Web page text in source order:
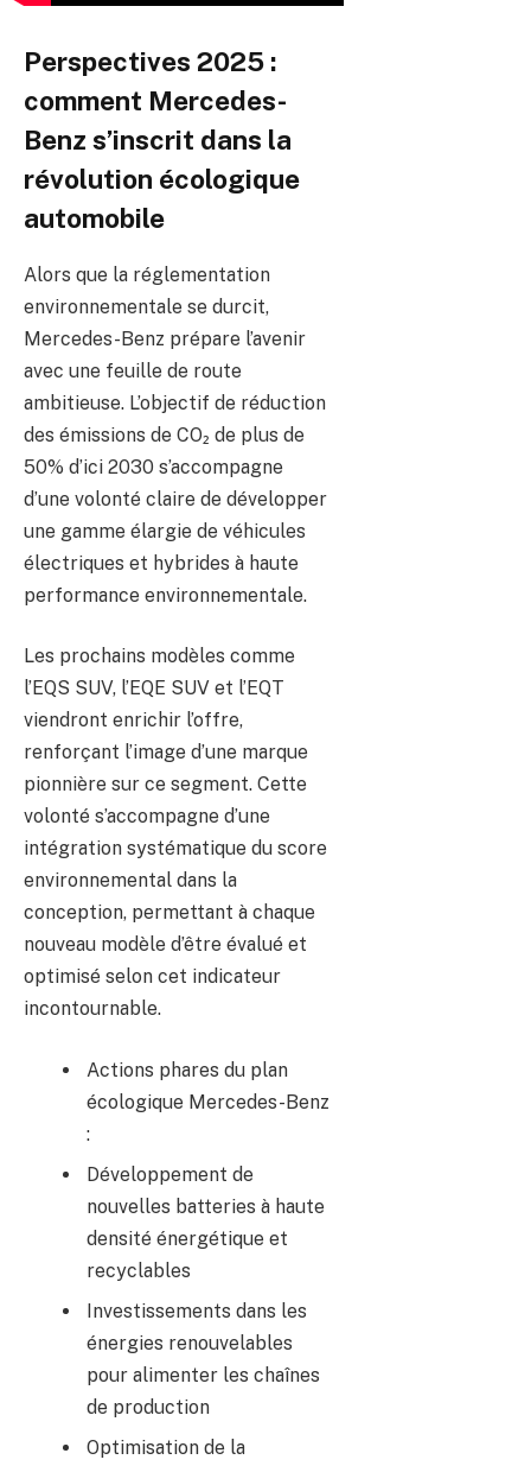
Perspectives 2025 :
comment Mercedes-
Benz s’inscrit dans la
révolution écologique
automobile
Alors que la réglementation
environnementale se durcit,
Mercedes-Benz prépare l’avenir
avec une feuille de route
ambitieuse. L’objectif de réduction
des émissions de CO₂ de plus de
50% d’ici 2030 s’accompagne
d’une volonté claire de développer
une gamme élargie de véhicules
électriques et hybrides à haute
performance environnementale.
Les prochains modèles comme
l’EQS SUV, l’EQE SUV et l’EQT
viendront enrichir l’offre,
renforçant l’image d’une marque
pionnière sur ce segment. Cette
volonté s’accompagne d’une
intégration systématique du score
environnemental dans la
conception, permettant à chaque
nouveau modèle d’être évalué et
optimisé selon cet indicateur
incontournable.
Actions phares du plan
écologique Mercedes-Benz
:
Développement de
nouvelles batteries à haute
densité énergétique et
recyclables
Investissements dans les
énergies renouvelables
pour alimenter les chaînes
de production
Optimisation de la